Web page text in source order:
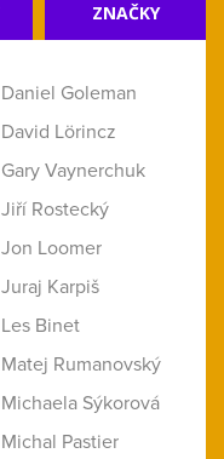
ZNAČKY
Daniel Goleman
David Lörincz
Gary Vaynerchuk
Jiří Rostecký
Jon Loomer
Juraj Karpiš
Les Binet
Matej Rumanovský
Michaela Sýkorová
Michal Pastier